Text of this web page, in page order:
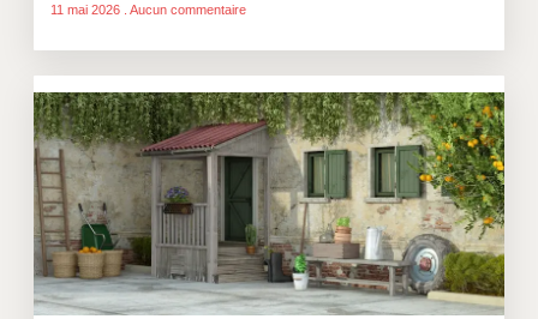
11 mai 2026 Aucun commentaire